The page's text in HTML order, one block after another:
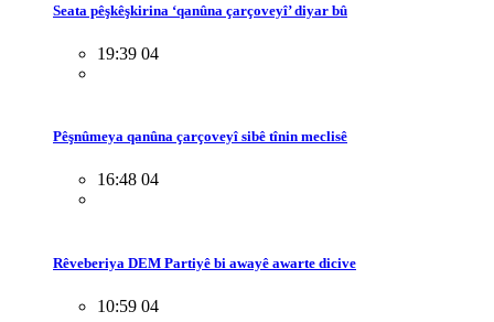
Seata pêşkêşkirina ‘qanûna çarçoveyî’ diyar bû
19:39 04
Pêşnûmeya qanûna çarçoveyî sibê tînin meclisê
16:48 04
Rêveberiya DEM Partiyê bi awayê awarte dicive
10:59 04